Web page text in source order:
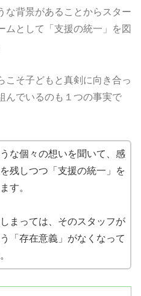
な背景があることからスター
ムとして「支援の統一」を図
こそ子どもと真剣に向き合っ
んでいるのも１つの事実で
な個々の想いを聞いて、感
残しつつ「支援の統一」を
す。
まっては、そのスタッフが
「存在意義」がなくなって